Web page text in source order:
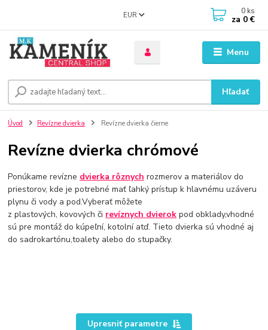
Menu
EUR
Hľadať
0 ks
za 0 €
Úvod Revízne dvierka Revízne dvierka čierne
Revízne dvierka chrómové
Ponúkame revízne dvierka rôznych rozmerov a materiálov do
priestorov, kde je potrebné mať ľahký prístup k hlavnému uzáveru
plynu či vody a pod.Vyberať môžete
z plastových, kovových či revíznych dvierok pod obklady,vhodné
sú pre montáž do kúpeľní, kotolní atď. Tieto dvierka sú vhodné aj
do sadrokartónu,toalety alebo do stupačky.
Upresniť parametre